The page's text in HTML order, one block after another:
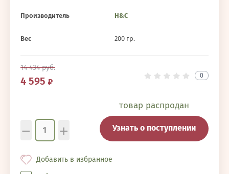
Производитель H&C
Вес 200 гр.
14 434руб.
4 595 0
− +
товар распродан
Узнать о поступлении
Добавить в избранное